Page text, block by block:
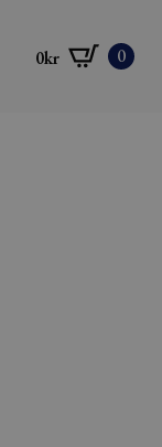
0kr 0